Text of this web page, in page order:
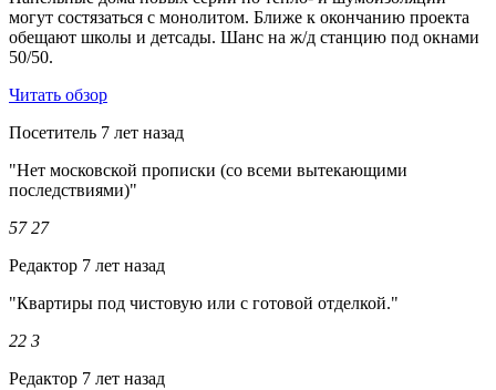
могут состязаться с монолитом. Ближе к окончанию проекта
обещают школы и детсады. Шанс на ж/д станцию под окнами
50/50.
Читать обзор
Посетитель 7 лет назад
"Нет московской прописки (со всеми вытекающими
последствиями)"
57 27
Редактор 7 лет назад
"Квартиры под чистовую или с готовой отделкой."
22 3
Редактор 7 лет назад